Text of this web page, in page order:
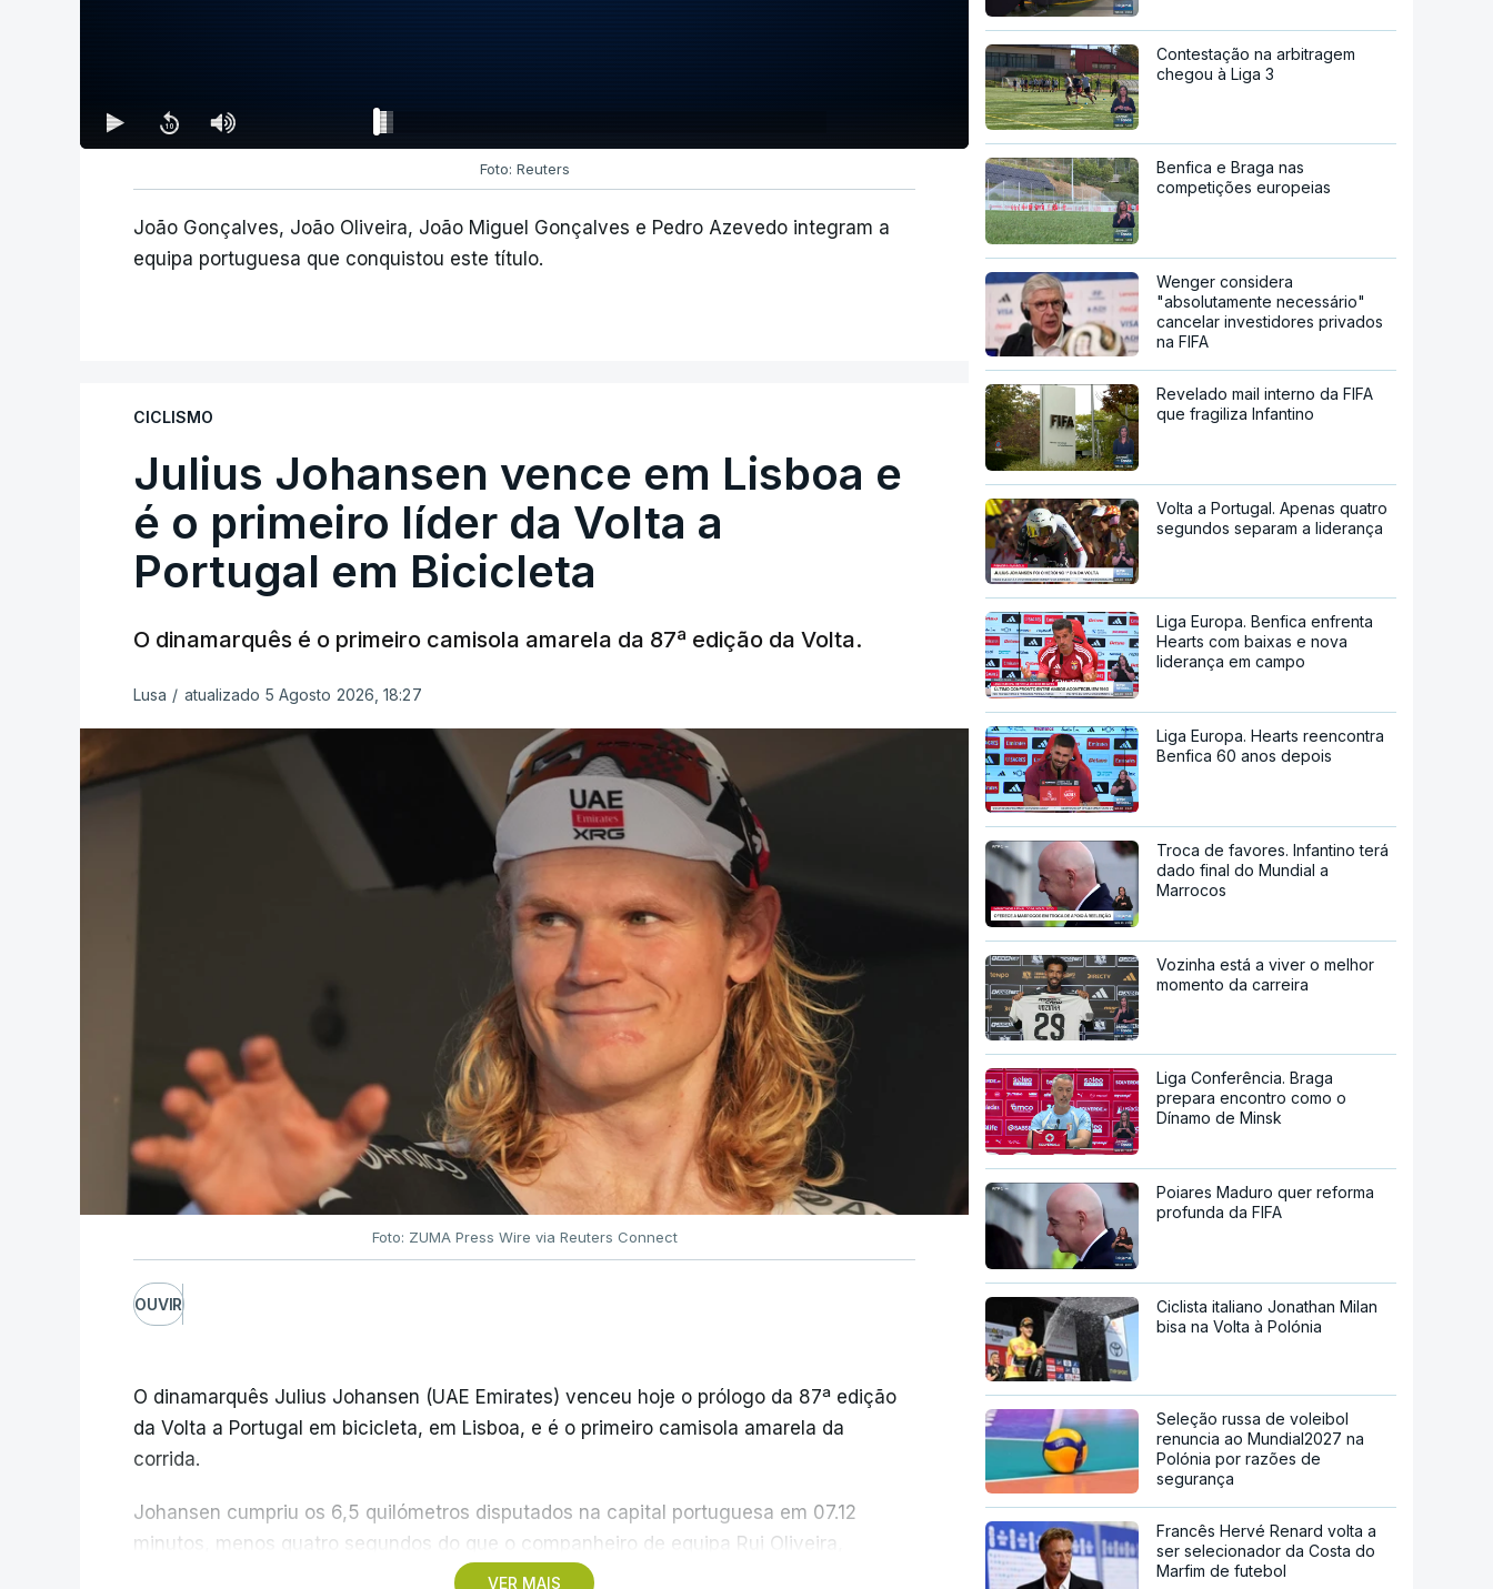
Foto: Reuters
João Gonçalves, João Oliveira, João Miguel Gonçalves e Pedro Azevedo integram a
equipa portuguesa que conquistou este título.
CICLISMO
Julius Johansen vence em Lisboa e
é o primeiro líder da Volta a
Portugal em Bicicleta
O dinamarquês é o primeiro camisola amarela da 87ª edição da Volta.
Lusa / atualizado 5 Agosto 2026, 18:27
Foto: ZUMA Press Wire via Reuters Connect
OUVIR
VER MAIS
O dinamarquês Julius Johansen (UAE Emirates) venceu hoje o prólogo da 87ª edição
da Volta a Portugal em bicicleta, em Lisboa, e é o primeiro camisola amarela da
corrida.
Johansen cumpriu os 6,5 quilómetros disputados na capital portuguesa em 07.12
minutos, menos quatro segundos do que o companheiro de equipa Rui Oliveira,
campeão olímpico de Madison em Paris2024, ao lado de Iúri Leitão, em ciclismo de
Contestação na arbitragem
chegou à Liga 3
Benfica e Braga nas
competições europeias
Wenger considera
"absolutamente necessário"
cancelar investidores privados
na FIFA
Revelado mail interno da FIFA
que fragiliza Infantino
Volta a Portugal. Apenas quatro
segundos separam a liderança
Liga Europa. Benfica enfrenta
Hearts com baixas e nova
liderança em campo
Liga Europa. Hearts reencontra
Benfica 60 anos depois
Troca de favores. Infantino terá
dado final do Mundial a
Marrocos
Vozinha está a viver o melhor
momento da carreira
Liga Conferência. Braga
prepara encontro como o
Dínamo de Minsk
Poiares Maduro quer reforma
profunda da FIFA
Ciclista italiano Jonathan Milan
bisa na Volta à Polónia
Seleção russa de voleibol
renuncia ao Mundial2027 na
Polónia por razões de
segurança
Francês Hervé Renard volta a
ser selecionador da Costa do
Marfim de futebol